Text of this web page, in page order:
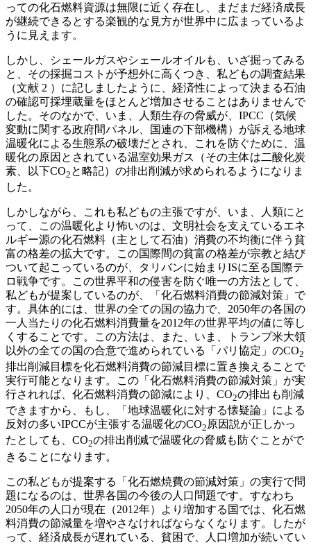
っての化石燃料資源は無限に近く存在し、まだまだ経済成長
が継続できるとする楽観的な見方が世界中に広まっているよ
うに見えます。
しかし、シェールガスやシェールオイルも、いざ掘ってみる
と、その採掘コストが予想外に高くつき、私どもの調査結果
（文献 2 ）に記しましたように、経済性によって決まる石油
の確認可採埋蔵量をほとんど増加させることはありませんで
した。そのなかで、いま、人類生存の脅威が、IPCC（気候
変動に関する政府間パネル、国連の下部機構）が訴える地球
温暖化による生態系の破壊だとされ、これを防ぐために、温
暖化の原因とされている温室効果ガス（その主体は二酸化炭
素、以下CO2 と略記）の排出削減が求められるようになりま
した。
しかしながら、これも私どもの主張ですが、いま、人類にと
って、この温暖化より怖いのは、文明社会を支えているエネ
ルギー源の化石燃料（主として石油）消費の不均衡に伴う貧
富の格差の拡大です。この国際間の貧富の格差が宗教と結び
ついて起こっているのが、タリバンに始まりISに至る国際テ
ロ戦争です。この世界平和の侵害を防ぐ唯一の方法として、
私どもが提案しているのが、「化石燃料消費の節減対策」で
す。具体的には、世界の全ての国の協力で、2050年の各国の
一人当たりの化石燃料消費量を2012年の世界平均の値に等し
くすることです。この方法は、また、いま、トランプ米大領
以外の全ての国の合意で進められている「パリ協定」のCO2
排出削減目標を化石燃料消費の節減目標に置き換えることで
実行可能となります。この「化石燃料消費の節減対策」が実
行されれば、化石燃料消費の節減により、CO2の排出も削減
できますから、もし、「地球温暖化に対する懐疑論」による
反対の多いIPCCが主張する温暖化のCO2 原因説が正しかっ
たとしても、CO2の排出削減で温暖化の脅威も防ぐことがで
きることになります。
この私どもが提案する「化石燃焼費の節減対策」の実行で問
題になるのは、世界各国の今後の人口問題です。すなわち
2050年の人口が現在（2012年）より増加する国では、化石燃
料消費の節減量を増やさなければならなくなります。したが
って、経済成長が遅れている、貧困で、人口増加が続いてい